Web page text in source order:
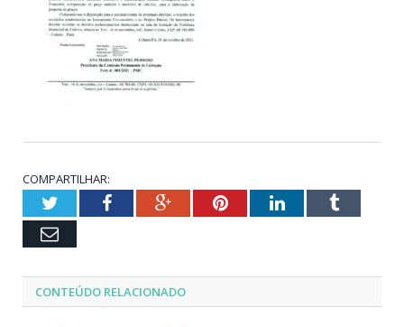
COMPARTILHAR:
TwitterFacebookGoogle+PinterestLinkedInTumblr
Email
CONTEÚDO RELACIONADO